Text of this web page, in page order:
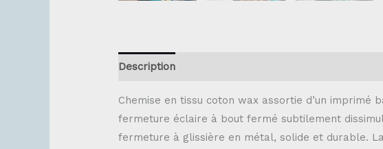
Description
Chemise en tissu coton wax assortie d’un imprimé
fermeture éclaire à bout fermé subtilement
fermeture à glissière en métal, solide et durable.